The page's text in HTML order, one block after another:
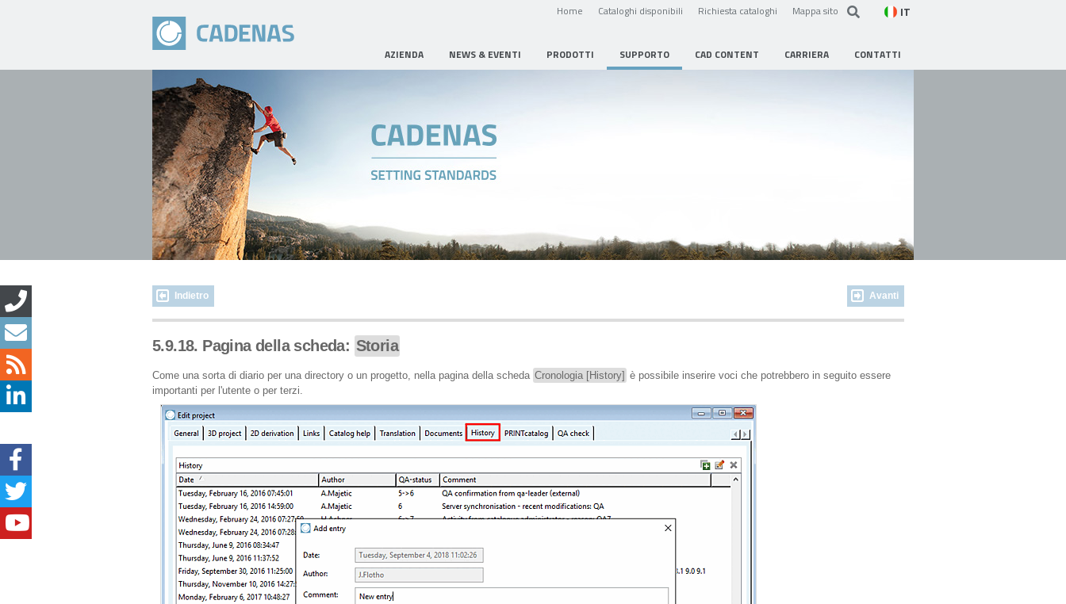
Home Cataloghi disponibili Richiesta cataloghi Mappa sito IT
AZIENDA NEWS & EVENTI PRODOTTI SUPPORTO CAD CONTENT CARRIERA CONTATTI
Indietro Avanti
5.9.18. Pagina della scheda: Storia
Come una sorta di diario per una directory o un progetto, nella pagina della scheda Cronologia [History] è possibile inserire voci che potrebbero in seguito essere
importanti per l'utente o per terzi.